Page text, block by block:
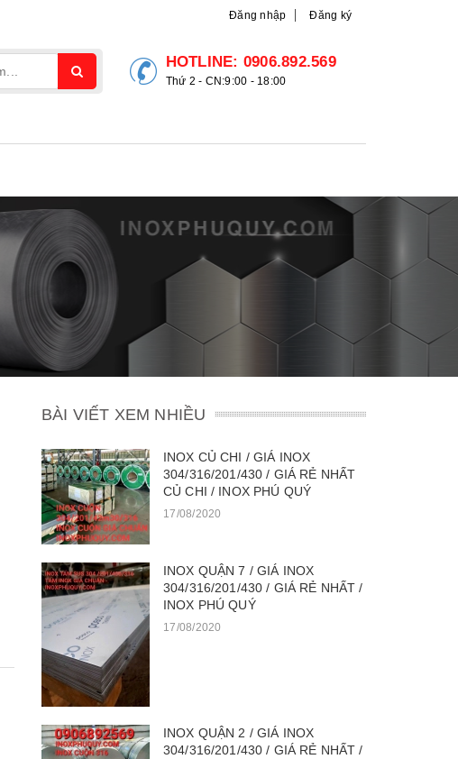
Đăng nhập Đăng ký
HOTLINE: 0906.892.569
Thứ 2 - CN:9:00 - 18:00
BÀI VIẾT XEM NHIỀU
INOX CỦ CHI / GIÁ INOX
304/316/201/430 / GIÁ RẺ NHẤT
CỦ CHI / INOX PHÚ QUÝ
17/08/2020
INOX QUẬN 7 / GIÁ INOX
304/316/201/430 / GIÁ RẺ NHẤT /
INOX PHÚ QUÝ
17/08/2020
INOX QUẬN 2 / GIÁ INOX
304/316/201/430 / GIÁ RẺ NHẤT /